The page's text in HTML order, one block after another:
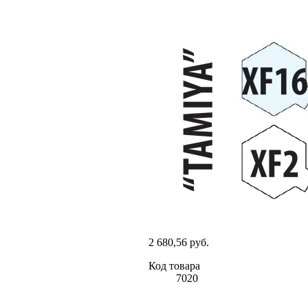
2 680,56 руб.
Код товара
7020